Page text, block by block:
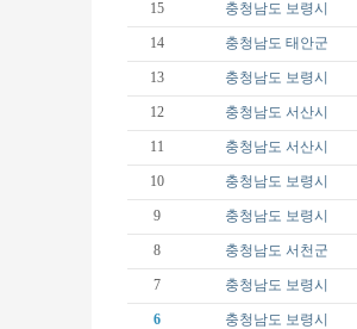
15 충청남도 보령시
14 충청남도 태안군
13 충청남도 보령시
12 충청남도 서산시
11 충청남도 서산시
10 충청남도 보령시
9 충청남도 보령시
8 충청남도 서천군
7 충청남도 보령시
6 충청남도 보령시